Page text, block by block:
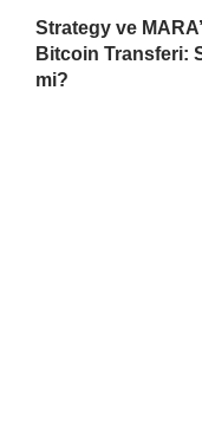
Strategy ve
Bitcoin Transferi:
mi?